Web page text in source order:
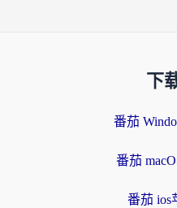
下
番茄
番茄
番茄 ios